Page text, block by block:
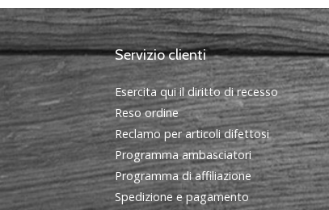
Servizio clienti
Esercita qui il diritto di recesso
Reso ordine
Reclamo per articoli difettosi
Programma ambasciatori
Programma di affiliazione
Spedizione e pagamento